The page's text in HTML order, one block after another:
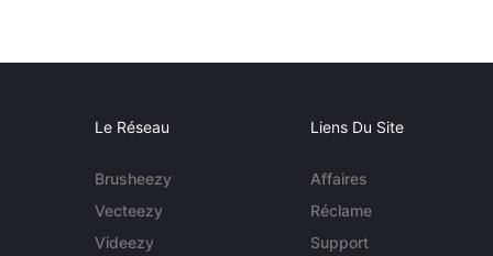
Le Réseau
Brusheezy
Vecteezy
Videezy
Liens Du Site
Affaires
Réclame
Support